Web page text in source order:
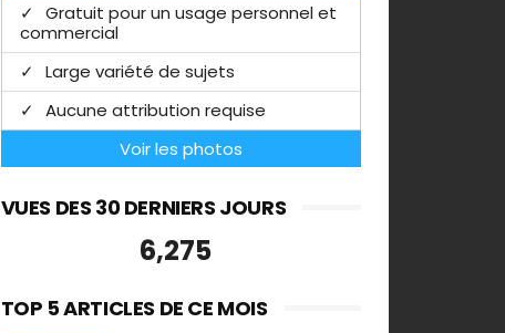
Gratuit pour un usage personnel et
commercial
Large variété de sujets
Aucune attribution requise
Voir les photos
VUES DES 30 DERNIERS JOURS
6,275
TOP 5 ARTICLES DE CE MOIS